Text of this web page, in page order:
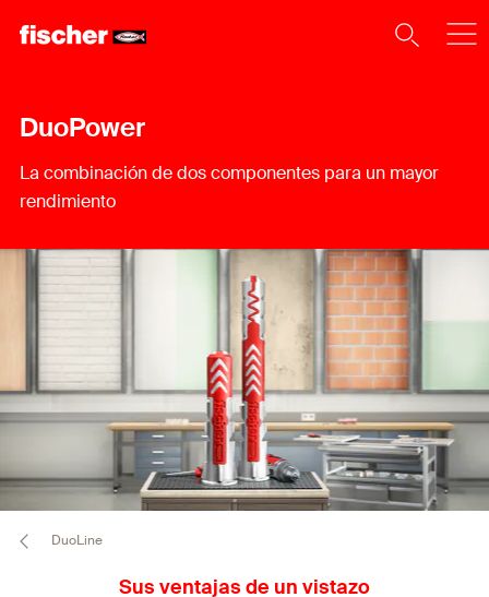
DuoPower
La combinación de dos componentes para un mayor
rendimiento
DuoLine
Sus ventajas de un vistazo